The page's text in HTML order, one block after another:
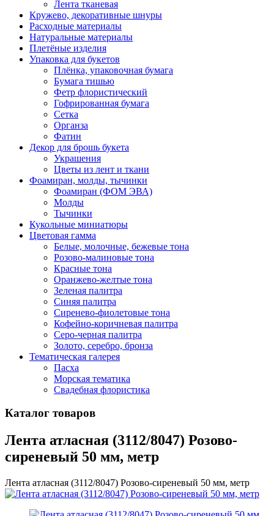
Лента тканевая
Кружево, декоративные шнуры
Расходные материалы
Натуральные материалы
Плетёные изделия
Упаковка для букетов
Плёнка, упаковочная бумага
Бумага тишью
Фетр флористический
Гофрированная бумага
Сетка
Органза
Фатин
Декор для брошь букета
Украшения
Цветы из лент и ткани
Фоамиран, молды, тычинки
Фоамиран (ФОМ ЭВА)
Молды
Тычинки
Кукольные миниатюры
Цветовая гамма
Белые, молочные, бежевые тона
Розово-малиновые тона
Красные тона
Оранжево-желтые тона
Зеленая палитра
Синяя палитра
Сиренево-фиолетовые тона
Кофейно-коричневая палитра
Серо-черная палитра
Золото, серебро, бронза
Тематическая галерея
Пасха
Морская тематика
Свадебная флористика
Каталог товаров
Лента атласная (3112/8047) Розово-
сиреневый 50 мм, метр
Лента атласная (3112/8047) Розово-сиреневый 50 мм, метр